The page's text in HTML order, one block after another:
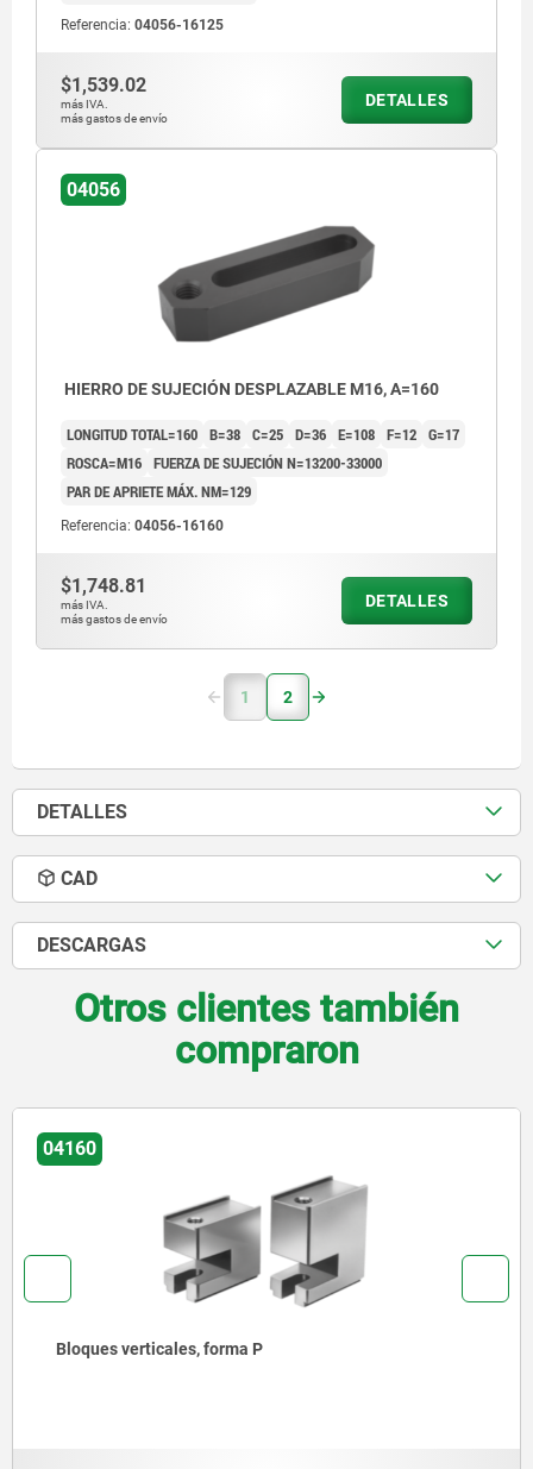
Referencia: 04056-16125
$1,539.02
más IVA.
más gastos de envío
DETALLES
04056
HIERRO DE SUJECIÓN DESPLAZABLE M16, A=160
LONGITUD TOTAL=160 B=38 C=25 D=36 E=108 F=12 G=17
ROSCA=M16 FUERZA DE SUJECIÓN N=13200-33000
PAR DE APRIETE MÁX. NM=129
Referencia: 04056-16160
$1,748.81
más IVA.
más gastos de envío
DETALLES
1 2
DETALLES
CAD
DESCARGAS
Otros clientes también
compraron
04088
Hierros de sujeción acodados de acero